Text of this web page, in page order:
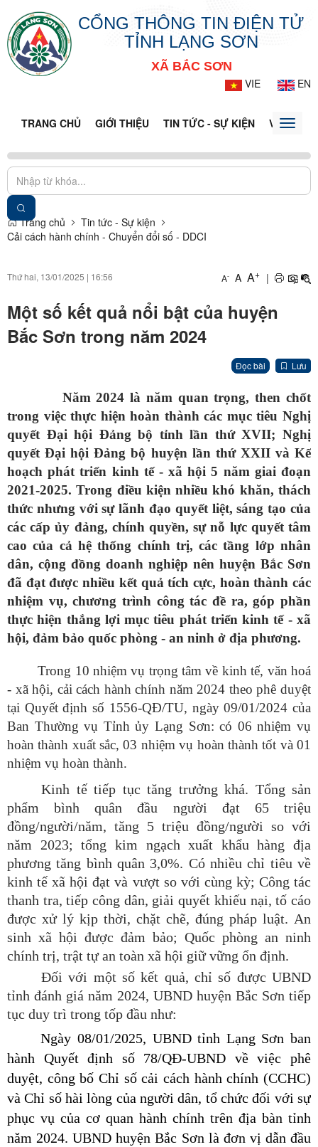
CỔNG THÔNG TIN ĐIỆN TỬ
TỈNH LẠNG SƠN
XÃ BẮC SƠN
VIE
EN
TRANG CHỦ GIỚI THIỆU TIN TỨC - SỰ KIỆN VĂN BẢN
Toggle
Trang chủ
Tin tức - Sự kiện
Cải cách hành chính - Chuyển đổi số - DDCI
Thứ hai, 13/01/2025 | 16:56 A- A A+ |
Một số kết quả nổi bật của huyện
Bắc Sơn trong năm 2024
Đọc bài Lưu
Năm 2024 là năm quan trọng, then chốt
trong việc thực hiện hoàn thành các mục tiêu Nghị
quyết Đại hội Đảng bộ tỉnh lần thứ XVII; Nghị
quyết Đại hội Đảng bộ huyện lần thứ XXII và Kế
hoạch phát triển kinh tế - xã hội 5 năm giai đoạn
2021-2025. Trong điều kiện nhiều khó khăn, thách
thức nhưng với sự lãnh đạo quyết liệt, sáng tạo của
các cấp ủy đảng, chính quyền, sự nỗ lực quyết tâm
cao của cả hệ thống chính trị, các tầng lớp nhân
dân, cộng đồng doanh nghiệp nên huyện Bắc Sơn
đã đạt được nhiều kết quảtích cực, hoàn thành các
nhiệm vụ, chương trình công tác đề ra, góp phần
thực hiện thắng lợi mục tiêu phát triển kinh tế - xã
hội, đảm bảo quốc phòng - an ninh ở địa phương.
Trong 10 nhiệm vụ trọng tâm về kinh tế, văn hoá
- xã hội, cải cách hành chính năm 2024 theo phê duyệt
tại Quyết định số 1556-QĐ/TU, ngày 09/01/2024 của
Ban Thường vụ Tỉnh ủy Lạng Sơn: có 06 nhiệm vụ
hoàn thành xuất sắc, 03 nhiệm vụ hoàn thành tốt và 01
nhiệm vụ hoàn thành.
Kinh tế tiếp tục tăng trưởng khá. Tổng sản
phẩm bình quân đầu người đạt 65 triệu
đồng/người/năm, tăng 5 triệu đồng/người so với
năm 2023; tổng kim ngạch xuất khẩu hàng địa
phương tăng bình quân 3,0%. Có nhiều chỉ tiêu về
kinh tế xã hội đạt và vượt so với cùng kỳ; Công tác
thanh tra, tiếp công dân, giải quyết khiếu nại, tố cáo
được xử lý kịp thời, chặt chẽ, đúng pháp luật. An
sinh xã hội được đảm bảo; Quốc phòng an ninh
chính trị, trật tự an toàn xã hội giữ vững ổn định.
Đối với một số kết quả, chỉ số được UBND
tỉnh đánh giá năm 2024, UBND huyện Bắc Sơn tiếp
tục duy trì trong tốp đầu như:
Ngày 08/01/2025, UBND tỉnh Lạng Sơn ban
hành Quyết định số 78/QĐ-UBND về việc phê
duyệt, công bố Chỉ số cải cách hành chính (CCHC)
và Chỉ số hài lòng của người dân, tổ chức đối với sự
phục vụ của cơ quan hành chính trên địa bàn tỉnh
năm 2024. UBND huyện Bắc Sơn là đơn vị dẫn đầu